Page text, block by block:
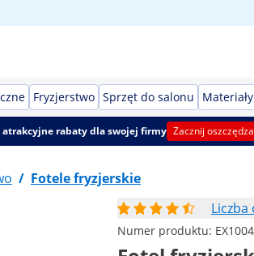
Fryzjerstwo Sprzęt do salonu
atrakcyjne rabaty dla swojej firmy Zacznij
/ Fotele fryzjerskie
Liczba
Numer produktu: